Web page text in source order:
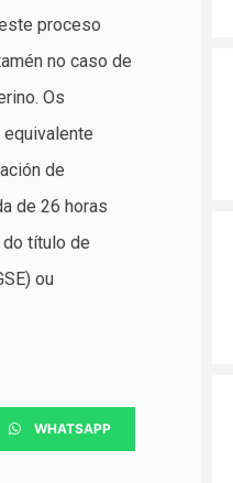
proceso
no caso de
Os
de
de 26 horas
título de
ou
WHATSAPP